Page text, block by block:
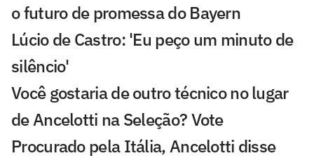
o futuro de promessa do Bayern
Lúcio de Castro: 'Eu peço um minuto de
silêncio'
Você gostaria de outro técnico no lugar
de Ancelotti na Seleção? Vote
Procurado pela Itália, Ancelotti disse